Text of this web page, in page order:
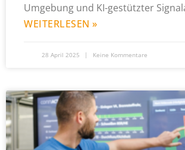
Umgebung und KI-gestützter
WEITERLESEN »
28 April 2025 Keine Kommentare